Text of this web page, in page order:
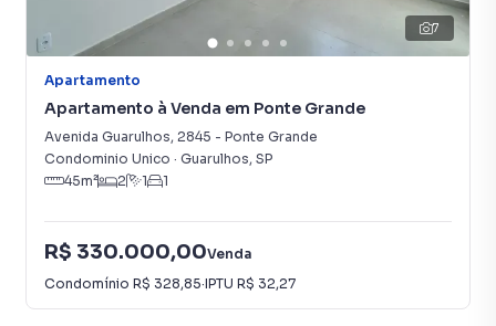
7
Apartamento
Apartamento à Venda em Ponte Grande
Avenida Guarulhos, 2845 - Ponte Grande
Condominio Unico · Guarulhos, SP
45m² 2 1 1
R$ 330.000,00Venda
Condomínio R$ 328,85·IPTU R$ 32,27